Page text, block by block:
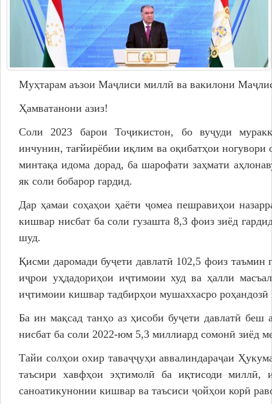
Шаҳрак ва Деҳот
Таърихи ноҳияи Носири Хусрав
Воҳидҳои сохтории мақомоти иҷроия
Иқтисодиёт
САНАДҲОИ МЕЪЁРӢ-ҲУҚУҚӢ
Қарорҳои маҷлиси вакилони халқ
Қарорҳои раиси ноҳия
Қонунҳо
Муҳтарам аъзои Маҷлиси миллӣ ва вакилони
Ҳамватанони азиз!
Соли 2023 барои Тоҷикистон, бо вуҷуди
инчунин, тағйирёбии иқлим ва оқибатҳои
минтақа идома дорад, ба шарофати заҳмати
як соли бобарор гардид.
Дар ҳамаи соҳаҳои ҳаёти ҷомеа пешравиҳои
кишвар нисбат ба соли гузашта 8,3 фоиз зиёд
шуд.
Қисми даромади буҷети давлатӣ 102,5 фоиз таъмин
иҷрои уҳдадориҳои иҷтимоии худ ва ҳалли
иҷтимоии кишвар тадбирҳои мушаххасро роҳандозӣ
Ба ин мақсад танҳо аз ҳисоби буҷети давлатӣ
нисбат ба соли 2022-юм 5,3 миллиард сомонӣ зиёд
Тайи солҳои охир таваҷҷуҳи аввалиндараҷаи
таъсири хавфҳои эҳтимолӣ ба иқтисоди миллӣ,
саноатикунонии кишвар ва таъсиси ҷойҳои корӣ